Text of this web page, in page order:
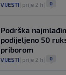
VIJESTI prije 2 h 0
Podrška
podijeljeno 50
priborom
VIJESTI prije 2 h 0